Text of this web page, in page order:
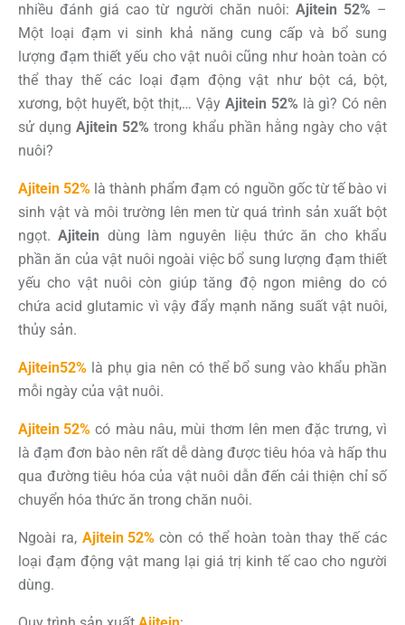
nhiều đánh giá cao từ người chăn nuôi: Ajitein 52% –
Một loại đạm vi sinh khả năng cung cấp và bổ sung
lượng đạm thiết yếu cho vật nuôi cũng như hoàn toàn có
thể thay thế các loại đạm động vật như bột cá, bột,
xương, bột huyết, bột thịt,… Vậy Ajitein 52% là gì? Có nên
sử dụng Ajitein 52% trong khẩu phần hằng ngày cho vật
nuôi?
Ajitein 52% là thành phẩm đạm có nguồn gốc từ tế bào vi
sinh vật và môi trường lên men từ quá trình sản xuất bột
ngọt.Ajitein dùng làm nguyên liệu thức ăn cho khẩu
phần ăn của vật nuôi ngoài việc bổ sung lượng đạm thiết
yếu cho vật nuôi còn giúp tăng độ ngon miêng do có
chứa acid glutamic vì vậy đẩy mạnh năng suất vật nuôi,
thủy sản.
Ajitein52% là phụ gia nên có thể bổ sung vào khẩu phần
mỗi ngày của vật nuôi.
Ajitein 52% có màu nâu, mùi thơm lên men đặc trưng, vì
là đạm đơn bào nên rất dễ dàng được tiêu hóa và hấp thu
qua đường tiêu hóa của vật nuôi dẫn đến cải thiện chỉ số
chuyển hóa thức ăn trong chăn nuôi.
Ngoài ra, Ajitein 52%còn có thể hoàn toàn thay thế các
loại đạm động vật mang lại giá trị kinh tế cao cho người
dùng.